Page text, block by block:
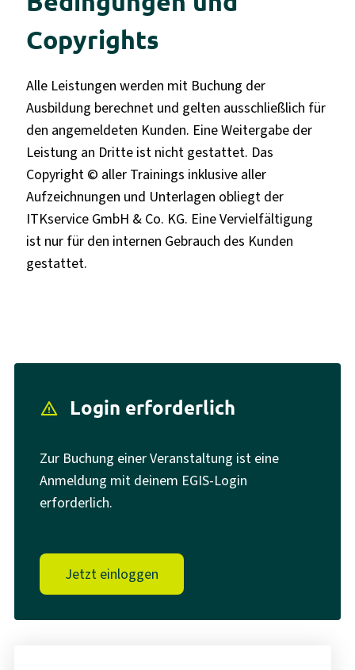
Copyrights
Alle Leistungen werden mit Buchung der
Ausbildung berechnet und gelten ausschließlich für
den angemeldeten Kunden. Eine Weitergabe der
Leistung an Dritte ist nicht gestattet. Das
Copyright © aller Trainings inklusive aller
Aufzeichnungen und Unterlagen obliegt der
ITKservice GmbH & Co. KG. Eine Vervielfältigung
ist nur für den internen Gebrauch des Kunden
gestattet.
report_problem Login erforderlich
Zur Buchung einer Veranstaltung ist eine
Anmeldung mit deinem EGIS-Login
erforderlich.
Jetzt einloggen